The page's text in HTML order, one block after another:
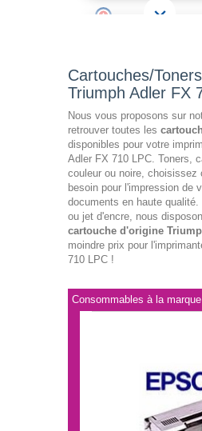
Cartouches/
Triumph Adler FX
Nous vous proposons sur
retrouver toutes les
disponibles pour votre
Adler FX 710 LPC. Toners,
couleur ou noire, choisissez
besoin pour l'impression de
documents en haute
ou jet d'encre, nous
cartouche d'origine
moindre prix pour
710 LPC !
Consommables à la